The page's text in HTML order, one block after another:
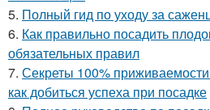
5. Полный гид по уходу за
6. Как правильно посадить
обязательных правил
7. Секреты 100%
как добиться успеха при посадке